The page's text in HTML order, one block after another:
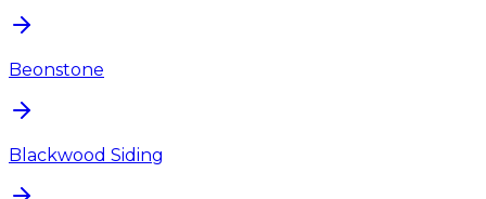
Beonstone
Blackwood Siding